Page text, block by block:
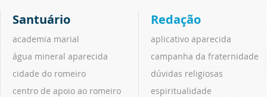
Santuário
academia marial
água mineral aparecida
cidade do romeiro
centro de apoio ao romeiro
Redação
aplicativo aparecida
campanha da fraternidade
dúvidas religiosas
espiritualidade